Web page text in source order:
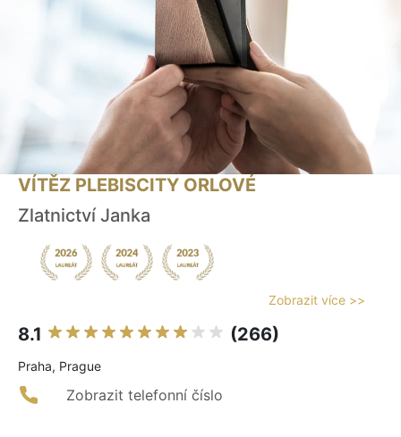
VÍTĚZ PLEBISCITY ORLOVÉ
Zlatnictví Janka
Zobrazit více >>
8.1 (266)
Praha, Prague
Zobrazit telefonní číslo